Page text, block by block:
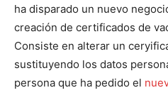
ha disparado un nuevo
creación de certificados de
Consiste en alterar un
sustituyendo los datos
persona que ha pedido el